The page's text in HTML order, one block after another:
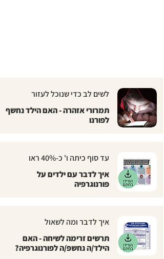
לשים לב כדי שנוכל לעזור
תמרורי אזהרה - האם הילד נחשף
לפורנו
עד סוף כיתה ו' כ-40% ראו
איך לדבר עם ילדים על
פורנוגרפיה
איך לדבר ומה לשאול
תרשים זרימה לשיחה - האם
הילד/ה נחשפ/ה לפורנוגרפיה?